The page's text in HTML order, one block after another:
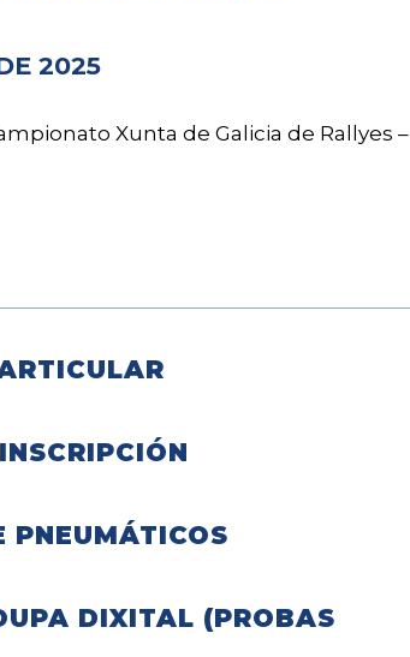
2025
Xunta de Galicia de Rallyes –
PNEUMÁTICOS
DIXITAL (PROBAS